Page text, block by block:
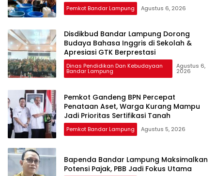
Pemkot Bandar Lampung Agustus 6, 2026
Disdikbud Bandar Lampung Dorong
Budaya Bahasa Inggris di Sekolah &
Apresiasi GTK Berprestasi
Dinas Pendidikan Dan Kebudayaan
Bandar Lampung
Agustus 6,
2026
Pemkot Gandeng BPN Percepat
Penataan Aset, Warga Kurang Mampu
Jadi Prioritas Sertifikasi Tanah
Pemkot Bandar Lampung Agustus 5, 2026
Bapenda Bandar Lampung Maksimalkan
Potensi Pajak, PBB Jadi Fokus Utama